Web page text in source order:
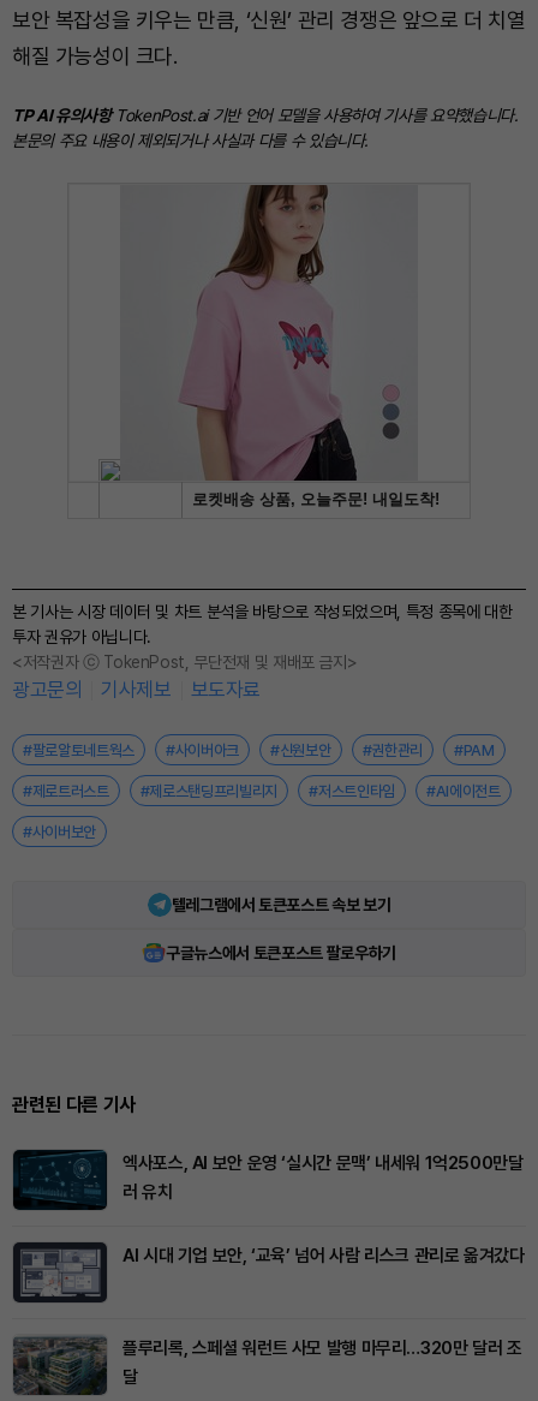
보안 복잡성을 키우는 만큼, ‘신원’ 관리 경쟁은 앞으로 더 치열
해질 가능성이 크다.
TP AI 유의사항TokenPost.ai 기반 언어 모델을 사용하여 기사를 요약했습니다.
본문의 주요 내용이 제외되거나 사실과 다를 수 있습니다.
본 기사는 시장 데이터 및 차트 분석을 바탕으로 작성되었으며, 특정 종목에 대한
투자 권유가 아닙니다.
<저작권자 ⓒ TokenPost, 무단전재 및 재배포 금지>
광고문의 기사제보 보도자료
#팔로알토네트웍스 #사이버아크 #신원보안 #권한관리 #PAM
#제로트러스트 #제로스탠딩프리빌리지 #저스트인타임 #AI에이전트
#사이버보안
텔레그램에서 토큰포스트 속보 보기
구글뉴스에서 토큰포스트 팔로우하기
관련된 다른 기사
엑사포스, AI 보안 운영 ‘실시간 문맥’ 내세워 1억2500만달
러 유치
AI 시대 기업 보안, ‘교육’ 넘어 사람 리스크 관리로 옮겨갔다
플루리록, 스페셜 워런트 사모 발행 마무리…320만 달러 조
달